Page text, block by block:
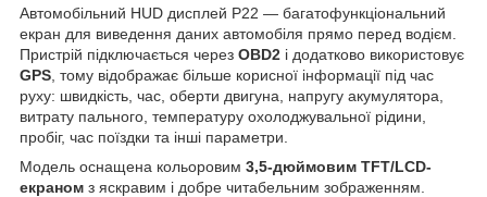
Автомобільний HUD дисплей P22 — багатофункціональний
екран для виведення даних автомобіля прямо перед водієм.
Пристрій підключається через OBD2 і додатково використовує
GPS , тому відображає більше корисної інформації під час
руху: швидкість, час, оберти двигуна, напругу акумулятора,
витрату пального, температуру охолоджувальної рідини,
пробіг, час поїздки та інші параметри.
Модель оснащена кольоровим 3,5-дюймовим TFT/LCD-
екраном з яскравим і добре читабельним зображенням.